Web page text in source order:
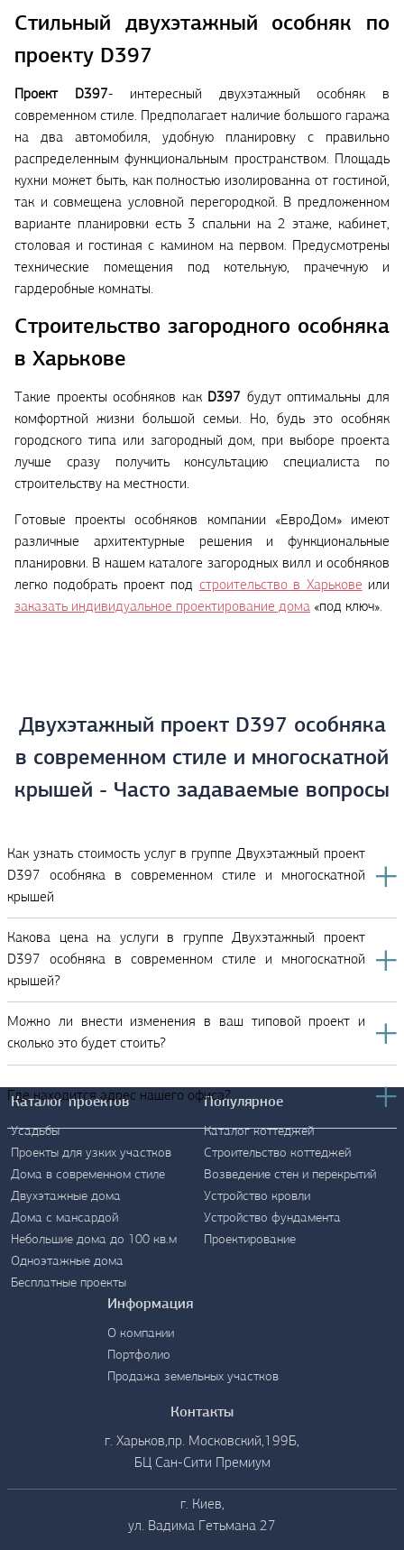
Стильный двухэтажный особняк по
проекту D397
Проект D397- интересный двухэтажный особняк в
современном стиле. Предполагает наличие большого гаража
на два автомобиля, удобную планировку с правильно
распределенным функциональным пространством. Площадь
кухни может быть, как полностью изолированна от гостиной,
так и совмещена условной перегородкой. В предложенном
варианте планировки есть 3 спальни на 2 этаже, кабинет,
столовая и гостиная с камином на первом. Предусмотрены
технические помещения под котельную, прачечную и
гардеробные комнаты.
Строительство загородного особняка
в Харькове
Такие проекты особняков как D397 будут оптимальны для
комфортной жизни большой семьи. Но, будь это особняк
городского типа или загородный дом, при выборе проекта
лучше сразу получить консультацию специалиста по
строительству на местности.
Готовые проекты особняков компании «ЕвроДом» имеют
различные архитектурные решения и функциональные
планировки. В нашем каталоге загородных вилл и особняков
легко подобрать проект под строительство в Харькове или
заказать индивидуальное проектирование дома «под ключ».
Двухэтажный проект D397 особняка
в современном стиле и многоскатной
крышей - Часто задаваемые вопросы
Как узнать стоимость услуг в группе Двухэтажный проект
D397 особняка в современном стиле и многоскатной
крышей
Какова цена на услуги в группе Двухэтажный проект
D397 особняка в современном стиле и многоскатной
крышей?
Можно ли внести изменения в ваш типовой проект и
сколько это будет стоить?
Где находится адрес нашего офиса?
Контакты
Каталог проектов
Усадьбы
Проекты для узких участков
Дома в современном стиле
Двухэтажные дома
Дома с мансардой
Небольшие дома до 100 кв.м
Одноэтажные дома
Бесплатные проекты
Популярное
Каталог коттеджей
Строительство коттеджей
Возведение стен и перекрытий
Устройство кровли
Устройство фундамента
Проектирование
Информация
О компании
Портфолио
Продажа земельных участков
Контакты
г. Харьков,пр. Московский,199Б,
БЦ Сан-Сити Премиум
г. Киев,
ул. Вадима Гетьмана 27